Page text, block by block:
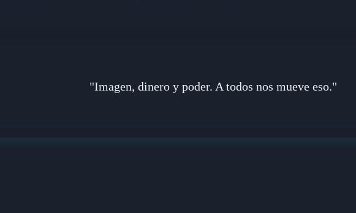
"Imagen, dinero y poder. A todos nos mueve eso."